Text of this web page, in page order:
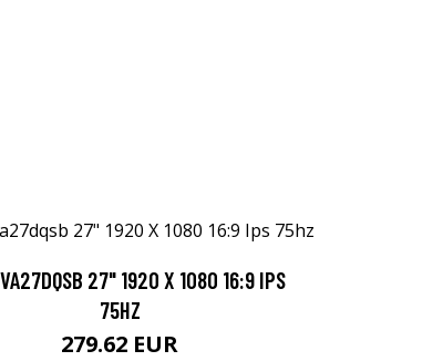
27" 1920 X 1080 16:9 IPS
75HZ
279.62 EUR